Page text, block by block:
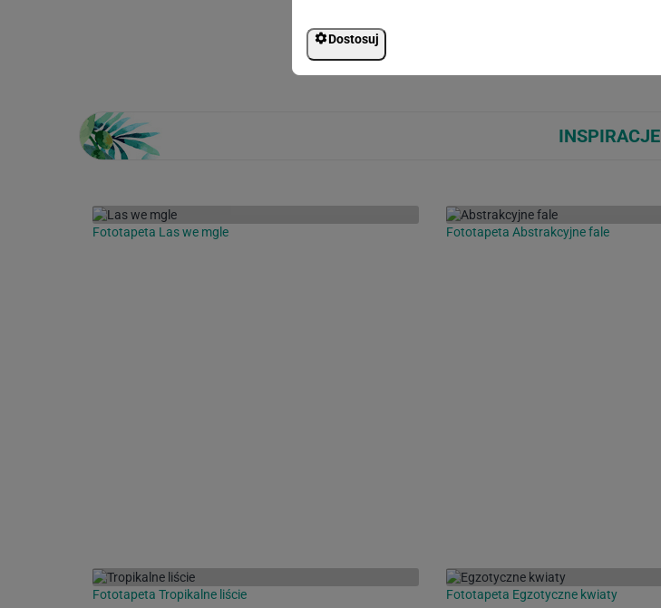
INSPIRACJE
Fototapeta Las we mgle Fototapeta Abstrakcyjne fale
Fototapeta Tropikalne liście Fototapeta Egzotyczne kwiaty
Dostosuj